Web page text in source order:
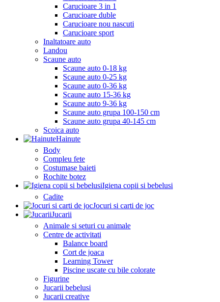
Carucioare 3 in 1
Carucioare duble
Carucioare nou nascuti
Carucioare sport
Inaltatoare auto
Landou
Scaune auto
Scaune auto 0-18 kg
Scaune auto 0-25 kg
Scaune auto 0-36 kg
Scaune auto 15-36 kg
Scaune auto 9-36 kg
Scaune auto grupa 100-150 cm
Scaune auto grupa 40-145 cm
Scoica auto
Hainute
Body
Compleu fete
Costumase baieti
Rochite botez
Igiena copii si bebelusi
Cadite
Jocuri si carti de joc
Jucarii
Animale si seturi cu animale
Centre de activitati
Balance board
Cort de joaca
Learning Tower
Piscine uscate cu bile colorate
Figurine
Jucarii bebelusi
Jucarii creative